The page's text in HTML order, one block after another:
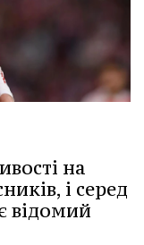
на
і серед
відомий